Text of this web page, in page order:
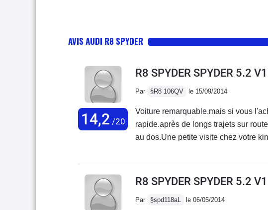
AVIS AUDI R8 SPYDER
14,2 /20
R8 SPYDER SPYDER 5.2
Par §R8 106QV le 15/09/2014
Voiture remarquable,mais si vous
rapide.après de longs trajets sur
au dos.Une petite visite chez votre
procure un immense plaisir de
du V10 Lambo envoûtant,et une
(même à très vive allure).Bonne
saine qui pardonne pas mal
R8 SPYDER SPYDER 5.2
Par §spd118aL le 06/05/2014